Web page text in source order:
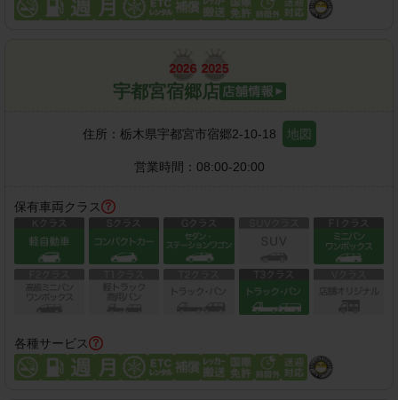
宇都宮宿郷店
住所： 栃木県宇都宮市宿郷2-10-18 地図
営業時間： 08:00-20:00
保有車両クラス
各種サービス